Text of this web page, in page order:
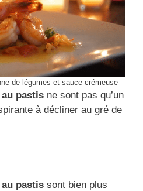
de légumes et sauce crémeuse
pastis ne sont pas qu’un
à décliner au gré de
pastis sont bien plus